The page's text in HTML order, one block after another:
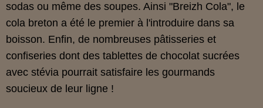
sodas ou même des soupes. Ainsi "Breizh Cola", le
cola breton a été le premier à l'introduire dans sa
boisson. Enfin, de nombreuses pâtisseries et
confiseries dont des tablettes de chocolat sucrées
avec stévia pourrait satisfaire les gourmands
soucieux de leur ligne !